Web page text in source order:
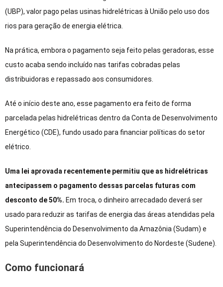
(UBP), valor pago pelas usinas hidrelétricas à União pelo uso dos
rios para geração de energia elétrica.
Na prática, embora o pagamento seja feito pelas geradoras, esse
custo acaba sendo incluído nas tarifas cobradas pelas
distribuidoras e repassado aos consumidores.
Até o início deste ano, esse pagamento era feito de forma
parcelada pelas hidrelétricas dentro da Conta de Desenvolvimento
Energético (CDE), fundo usado para financiar políticas do setor
elétrico.
Uma lei aprovada recentemente permitiu que as hidrelétricas
antecipassem o pagamento dessas parcelas futuras com
desconto de 50%. Em troca, o dinheiro arrecadado deverá ser
usado para reduzir as tarifas de energia das áreas atendidas pela
Superintendência do Desenvolvimento da Amazônia (Sudam) e
pela Superintendência do Desenvolvimento do Nordeste (Sudene).
Como funcionará